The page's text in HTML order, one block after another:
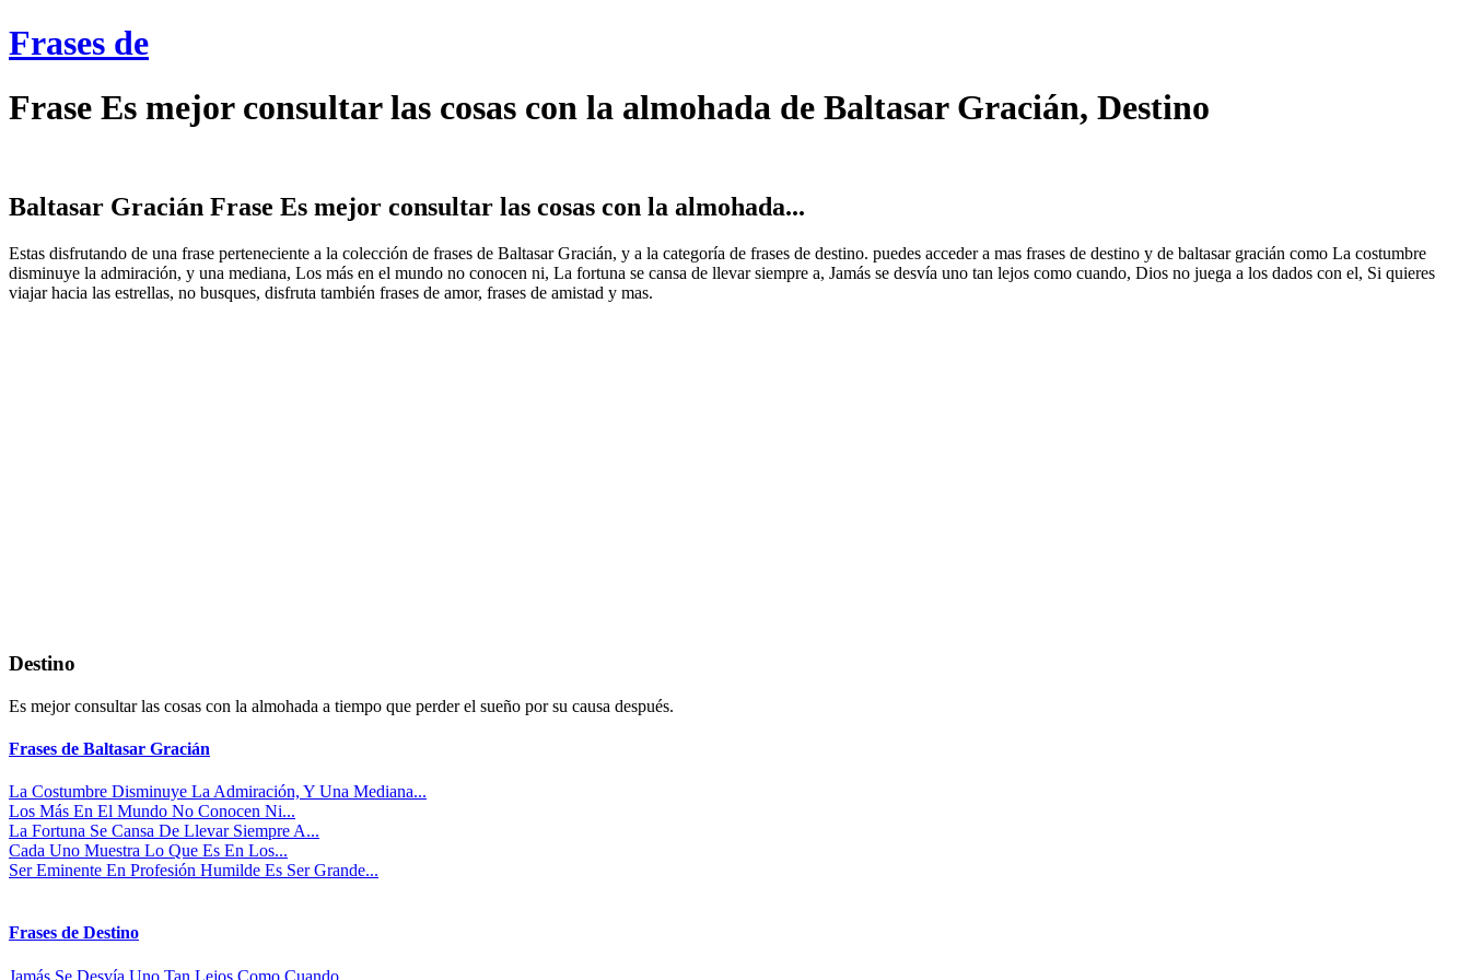
Frases de
Frase Es mejor consultar las cosas con la almohada de Baltasar Gracián, Destino
Baltasar Gracián Frase Es mejor consultar las cosas con la almohada...
Estas disfrutando de una frase perteneciente a la colección de frases de Baltasar Gracián, y a la categoría de frases de destino. puedes acceder a mas frases de destino y de baltasar gracián como La costumbre
disminuye la admiración, y una mediana, Los más en el mundo no conocen ni, La fortuna se cansa de llevar siempre a, Jamás se desvía uno tan lejos como cuando, Dios no juega a los dados con el, Si quieres
viajar hacia las estrellas, no busques, disfruta también frases de amor, frases de amistad y mas.
Destino
Es mejor consultar las cosas con la almohada a tiempo que perder el sueño por su causa después.
Frases de Baltasar Gracián
La Costumbre Disminuye La Admiración, Y Una Mediana...
Los Más En El Mundo No Conocen Ni...
La Fortuna Se Cansa De Llevar Siempre A...
Cada Uno Muestra Lo Que Es En Los...
Ser Eminente En Profesión Humilde Es Ser Grande...
Frases de Destino
Jamás Se Desvía Uno Tan Lejos Como Cuando...